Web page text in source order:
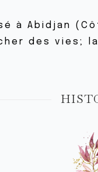
à Abidjan
des vies;